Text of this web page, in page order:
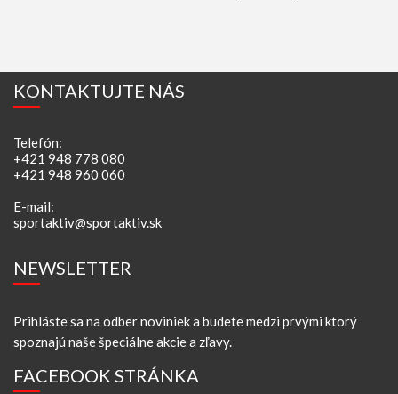
KONTAKTUJTE NÁS
Telefón:
+421 948 778 080
+421 948 960 060
E-mail:
sportaktiv@sportaktiv.sk
NEWSLETTER
Prihláste sa na odber noviniek a budete medzi prvými ktorý
spoznajú naše špeciálne akcie a zľavy.
FACEBOOK STRÁNKA